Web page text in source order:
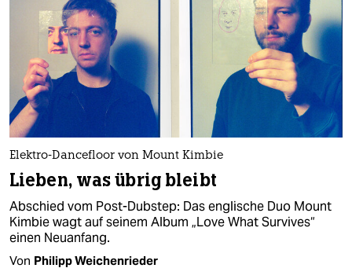
Elektro-Dancefloor von Mount Kimbie
Lieben, was übrig bleibt
Abschied vom Post-Dubstep: Das englische Duo Mount
Kimbie wagt auf seinem Album „Love What Survives“
einen Neuanfang.
Von Philipp Weichenrieder